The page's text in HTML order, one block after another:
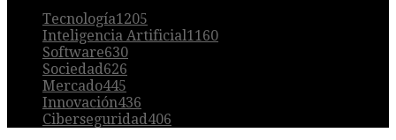
Tecnología1205
Inteligencia Artificial1160
Software630
Sociedad626
Mercado445
Innovación436
Ciberseguridad406